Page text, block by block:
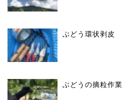
ぶどう環状剥皮
ぶどうの摘粒作業